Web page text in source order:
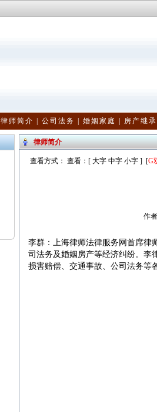
律师简介 公司法务 婚姻家庭 房产继承
律师简介
查看方式： 查看：[ 大字 中字 小字] [G
作
李群：上海律师法律服务网首席律
司法务及婚姻房产等经济纠纷。李
损害赔偿、交通事故、公司法务等